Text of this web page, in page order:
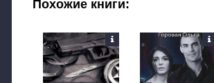
Похожие книги: